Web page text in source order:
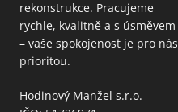
rekonstrukce. Pracujeme
rychle, kvalitně a s úsměvem
– vaše spokojenost je pro nás
prioritou.
Hodinový Manžel s.r.o.